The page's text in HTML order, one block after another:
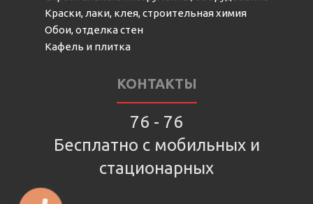
Краски, лаки, клея, строительная химия
Обои, отделка стен
Кафель и плитка
КОНТАКТЫ
76 - 76
Бесплатно с мобильных и
стационарных